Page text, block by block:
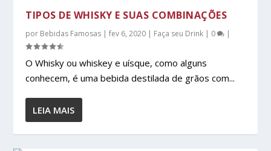
TIPOS DE WHISKY E SUAS COMBINAÇÕES
por Bebidas Famosas |fev 6, 2020 | Faça seu Drink | 0 |
O Whisky ou whiskey e uísque, como alguns
conhecem, é uma bebida destilada de grãos com...
LEIA MAIS